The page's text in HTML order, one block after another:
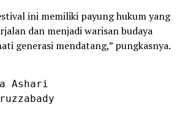
ini memiliki payung hukum yang
dan menjadi warisan budaya
generasi mendatang,” pungkasnya.
Ashari